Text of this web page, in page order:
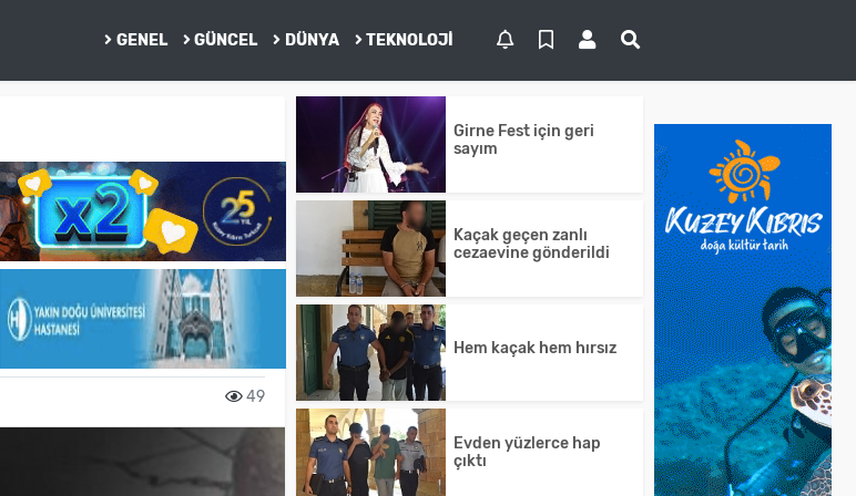
GENEL GÜNCEL DÜNYA TEKNOLOJI
49
Girne Fest için geri
sayım
Kaçak geçen zanlı
cezaevine gönderildi
Hem kaçak hem hırsız
Evden yüzlerce hap
çıktı